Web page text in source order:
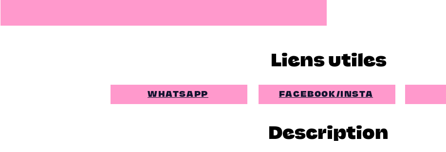
Liens utiles
WHATSAPP FACEBOOK/INSTA
Description